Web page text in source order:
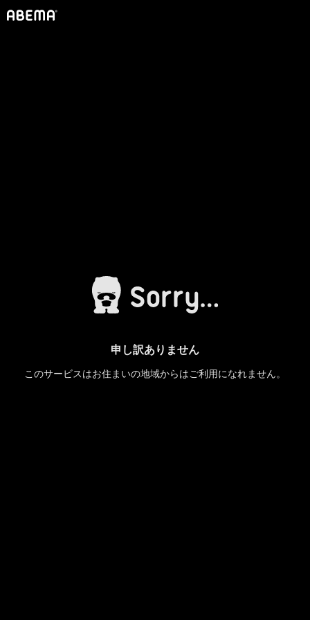
申し訳ありません
このサービスはお住まいの地域からはご利用になれません。